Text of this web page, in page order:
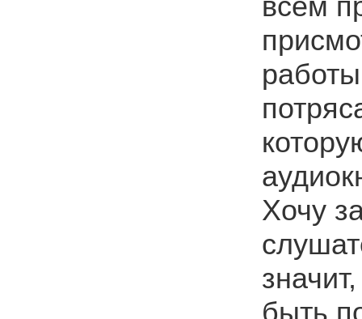
всем
Хочу